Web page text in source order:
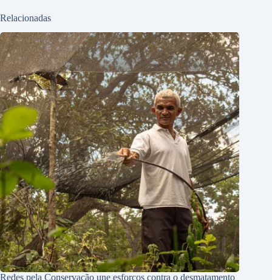
Relacionadas
Redes pela Conservação une esforços contra o desmatamento